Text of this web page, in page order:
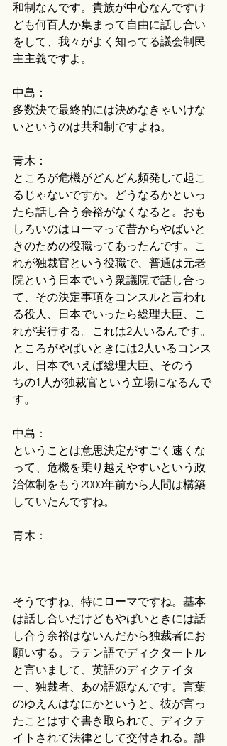
和制なんです。貴族が中心なんですけ
ども何百人か集まって自由に話し合い
をして、我々がよく知ってる議会制民
主主義ですよ。
中島：
多数決で最終的には決めなきゃいけな
いというのは共和制ですよね。
青木：
ところが危機がどんどん頻発して起こ
るじゃないですか。どうなるかといっ
たら話し合う余裕がなくなると。おも
しろいのはローマって昔からやばいと
きのための役職ってあったんです。こ
れが独裁官という役職で、普通は元老
院という日本でいう衆議院で話し合っ
て、その決定事項をコンスルと言われ
る役人、日本でいったら総理大臣、こ
れが実行する。これは2人いるんです。
ところがやばいときには2人いるコンス
ル、日本でいえば総理大臣、そのう
ちの1人が独裁官という立場になるんで
す。
中島：
ということは意思決定がすごく速くな
って、危機を乗り越えやすいという政
治体制をもう2000年前から人間は構築
していたんですね。
青木：
そうですね、特にローマですね。基本
は話し合いだけどもやばいときには話
し合う余裕はないんだから独裁者にお
願いする。ラテン語でディクタートル
と言いまして、英語のディクテイタ
ー、独裁者、あの語源なんです。言葉
のゆえんはなにかというと、彼が言っ
たことはすぐ書き取られて、ディクテ
イトされて法律として交付される。誰